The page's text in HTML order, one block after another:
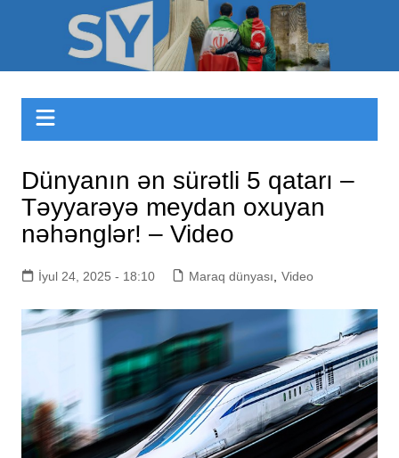
Sizinyol.org
Dünyanın ən sürətli 5 qatarı –
Təyyarəyə meydan oxuyan
nəhənglər! – Video
İyul 24, 2025 - 18:10 Maraq dünyası Video